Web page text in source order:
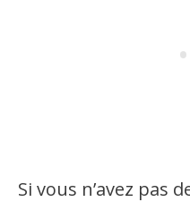
Si vous n’avez pas